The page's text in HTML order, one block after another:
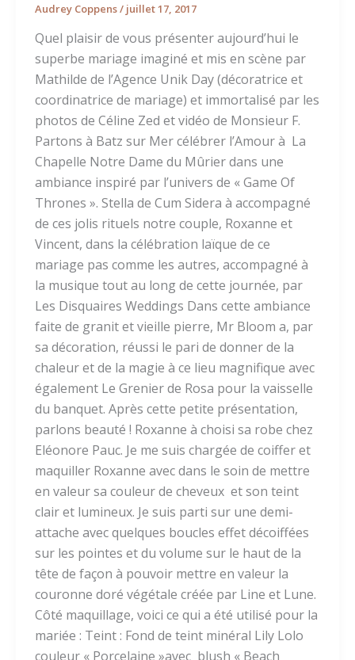
Audrey Coppens/ juillet 17, 2017
Quel plaisir de vous présenter aujourd’hui le
superbe mariage imaginé et mis en scène par
Mathilde de l’Agence Unik Day (décoratrice et
coordinatrice de mariage) et immortalisé par les
photos de Céline Zed et vidéo de Monsieur F.
Partons à Batz sur Mer célébrer l’Amour à La
Chapelle Notre Dame du Mûrier dans une
ambiance inspiré par l’univers de « Game Of
Thrones ». Stella de Cum Sidera à accompagné
de ces jolis rituels notre couple, Roxanne et
Vincent, dans la célébration laïque de ce
mariage pas comme les autres, accompagné à
la musique tout au long de cette journée, par
Les Disquaires Weddings Dans cette ambiance
faite de granit et vieille pierre, Mr Bloom a, par
sa décoration, réussi le pari de donner de la
chaleur et de la magie à ce lieu magnifique avec
également Le Grenier de Rosa pour la vaisselle
du banquet. Après cette petite présentation,
parlons beauté ! Roxanne à choisi sa robe chez
Eléonore Pauc. Je me suis chargée de coiffer et
maquiller Roxanne avec dans le soin de mettre
en valeur sa couleur de cheveux et son teint
clair et lumineux. Je suis parti sur une demi-
attache avec quelques boucles effet décoiffées
sur les pointes et du volume sur le haut de la
tête de façon à pouvoir mettre en valeur la
couronne doré végétale créée par Line et Lune.
Côté maquillage, voici ce qui a été utilisé pour la
mariée : Teint : Fond de teint minéral Lily Lolo
couleur « Porcelaine »avec blush « Beach